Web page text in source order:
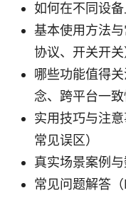
如何在不同设
基本使用方法
协议、开关开关
哪些功能值得
念、跨平台一致
实用技巧与注
常见误区）
真实场景案例
常见问题解答